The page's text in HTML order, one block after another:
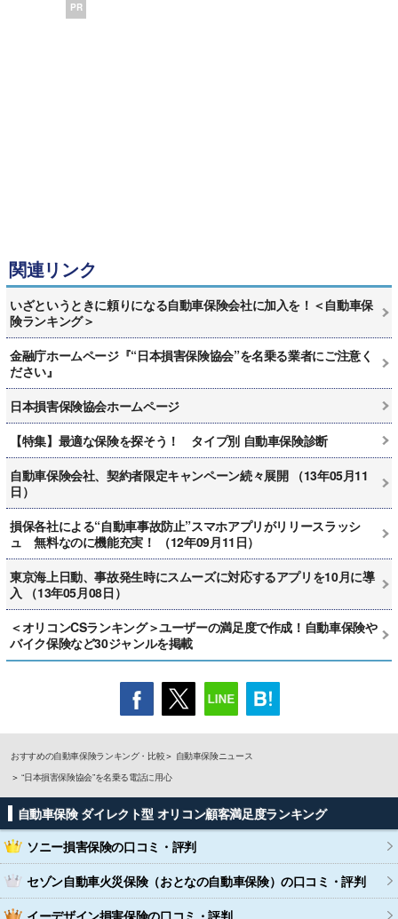
PR
関連リンク
いざというときに頼りになる自動車保険会社に加入を！＜自動車保
険ランキング＞
金融庁ホームページ『“日本損害保険協会”を名乗る業者にご注意く
ださい』
日本損害保険協会ホームページ
【特集】最適な保険を探そう！ タイプ別 自動車保険診断
自動車保険会社、契約者限定キャンペーン続々展開 （13年05月11
日）
損保各社による“自動車事故防止”スマホアプリがリリースラッシ
ュ 無料なのに機能充実！ （12年09月11日）
東京海上日動、事故発生時にスムーズに対応するアプリを10月に導
入 （13年05月08日）
＜オリコンCSランキング＞ユーザーの満足度で作成！自動車保険や
バイク保険など30ジャンルを掲載
おすすめの自動車保険ランキング・比較
自動車保険ニュース
“日本損害保険協会”を名乗る電話に用心
自動車保険 ダイレクト型 オリコン顧客満足度ランキング
ソニー損害保険の口コミ・評判
セゾン自動車火災保険（おとなの自動車保険）の口コミ・評判
イーデザイン損害保険の口コミ・評判